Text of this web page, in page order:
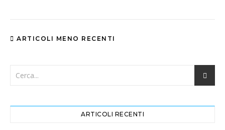
ARTICOLI MENO RECENTI
ARTICOLI RECENTI